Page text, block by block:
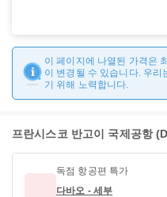
이 페이지에 나열된 가격은
이 변경될 수 있습니다. 우
기 위해 노력합니다.
프란시스코 반고이 국제공항
독점 항공편 특가
다바오 - 세부